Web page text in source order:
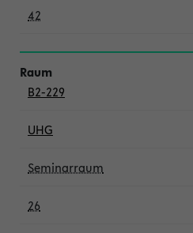
42
B2-229
UHG
Seminarraum
26